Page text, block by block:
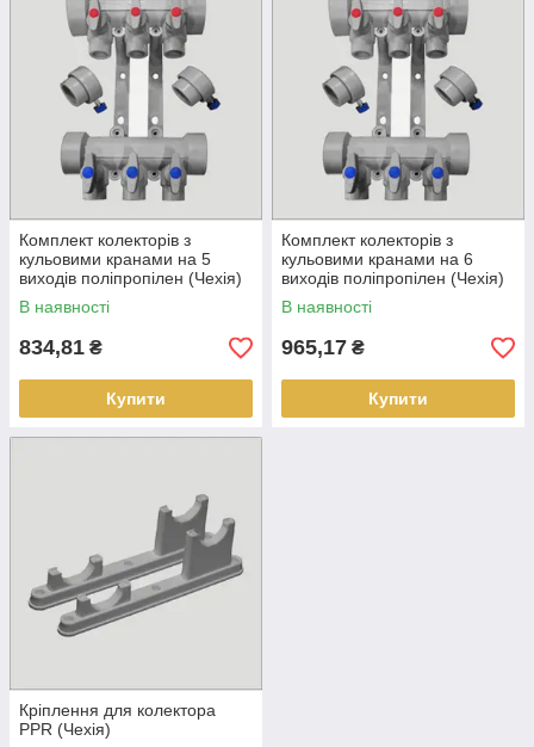
Комплект колекторів з
кульовими кранами на 5
виходів поліпропілен (Чехія)
В наявності
834,81 ₴
Купити
Комплект колекторів з
кульовими кранами на 6
виходів поліпропілен (Чехія)
В наявності
965,17 ₴
Купити
Кріплення для колектора
PPR (Чехія)